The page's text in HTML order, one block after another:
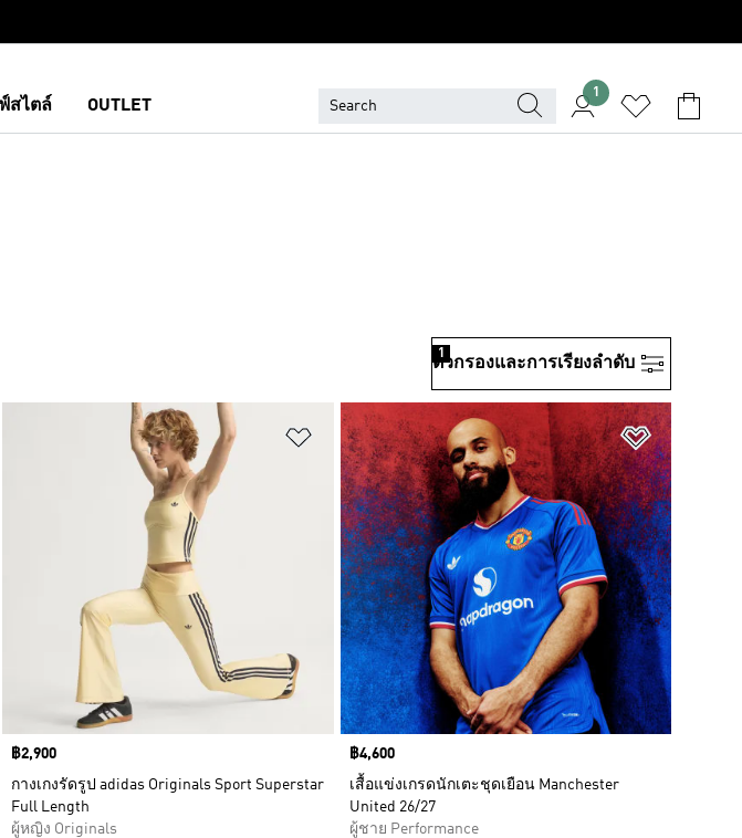
สไตล์ OUTLET
1
ตัวกรองและการเรียงลําดับ
1
มไปยังรายการสินค้าโปรด เพิ่มไปยังรายการสินค้าโปรด
Price
฿2,900
กางเกงรัดรูป adidas Originals Sport Superstar
Full Length
ผู้หญิง Originals
เพิ่มไปยังร
Price
฿4,600
เสื้อแข่งเกรดนักเตะชุดเยือน Manchester
United 26/27
ผู้ชาย Performance